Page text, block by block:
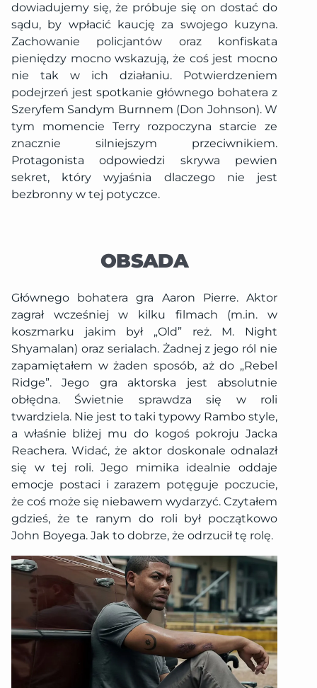
dowiadujemy się, że próbuje się on dostać do
sądu, by wpłacić kaucję za swojego kuzyna.
Zachowanie policjantów oraz konfiskata
pieniędzy mocno wskazują, że coś jest mocno
nie tak w ich działaniu. Potwierdzeniem
podejrzeń jest spotkanie głównego bohatera z
Szeryfem Sandym Burnnem (Don Johnson). W
tym momencie Terry rozpoczyna starcie ze
znacznie silniejszym przeciwnikiem.
Protagonista odpowiedzi skrywa pewien
sekret, który wyjaśnia dlaczego nie jest
bezbronny w tej potyczce.
OBSADA
Głównego bohatera gra Aaron Pierre. Aktor
zagrał wcześniej w kilku filmach (m.in. w
koszmarku jakim był „Old” reż. M. Night
Shyamalan) oraz serialach. Żadnej z jego ról nie
zapamiętałem w żaden sposób, aż do „Rebel
Ridge”. Jego gra aktorska jest absolutnie
obłędna. Świetnie sprawdza się w roli
twardziela. Nie jest to taki typowy Rambo style,
a właśnie bliżej mu do kogoś pokroju Jacka
Reachera. Widać, że aktor doskonale odnalazł
się w tej roli. Jego mimika idealnie oddaje
emocje postaci i zarazem potęguje poczucie,
że coś może się niebawem wydarzyć. Czytałem
gdzieś, że te ranym do roli był początkowo
John Boyega. Jak to dobrze, że odrzucił tę rolę.